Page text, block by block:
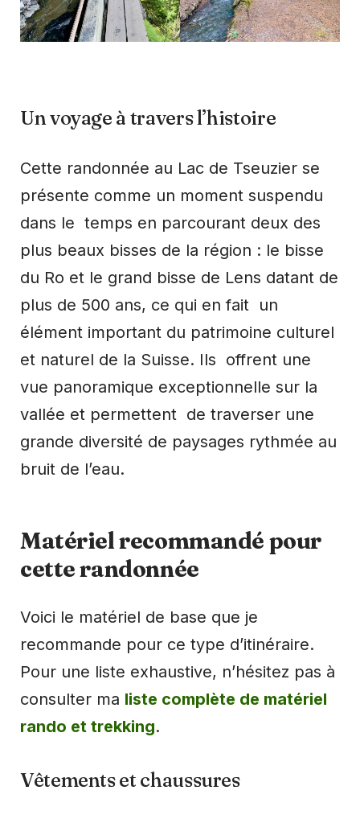
Un voyage à travers l’histoire
Cette randonnée au Lac de Tseuzier se
présente comme un moment suspendu
dans le temps en parcourant deux des
plus beaux bisses de la région : le bisse
du Ro et le grand bisse de Lens datant de
plus de 500 ans, ce qui en fait un
élément important du patrimoine culturel
et naturel de la Suisse. Ils offrent une
vue panoramique exceptionnelle sur la
vallée et permettent de traverser une
grande diversité de paysages rythmée au
bruit de l’eau.
Matériel recommandé pour
cette randonnée
Voici le matériel de base que je
recommande pour ce type d’itinéraire.
Pour une liste exhaustive, n’hésitez pas à
consulter ma liste complète de matériel
rando et trekking.
Vêtements et chaussures